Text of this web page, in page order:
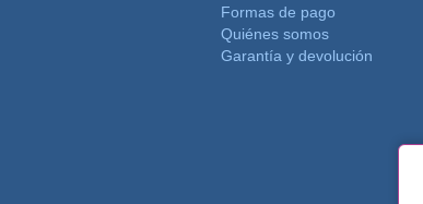
Formas de pago
Quiénes somos
Garantía y devolución